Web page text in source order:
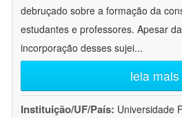
debruçado sobre a formação da
estudantes e professores. Apesar
incorporação desses sujei...
leia mais
Instituição/UF/País: Universidade